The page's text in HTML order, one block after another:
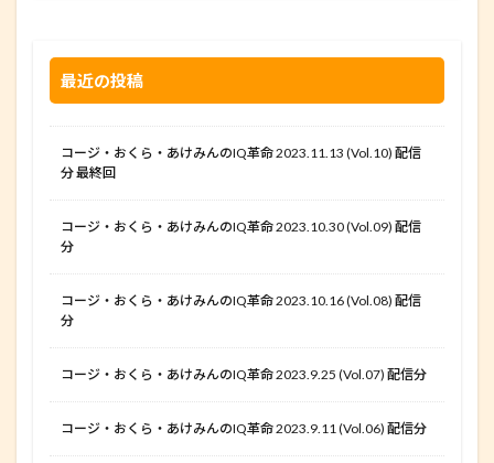
最近の投稿
コージ・おくら・あけみんのIQ革命 2023.11.13 (Vol.10) 配信
分 最終回
コージ・おくら・あけみんのIQ革命 2023.10.30 (Vol.09) 配信
分
コージ・おくら・あけみんのIQ革命 2023.10.16 (Vol.08) 配信
分
コージ・おくら・あけみんのIQ革命 2023.9.25 (Vol.07) 配信分
コージ・おくら・あけみんのIQ革命 2023.9.11 (Vol.06) 配信分